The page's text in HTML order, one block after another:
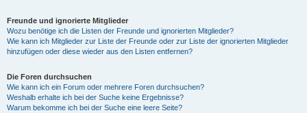
Freunde und ignorierte Mitglieder
Wozu benötige ich die Listen der Freunde und ignorierten Mitglieder?
Wie kann ich Mitglieder zur Liste der Freunde oder zur Liste der ignorierten Mitglieder
hinzufügen oder diese wieder aus den Listen entfernen?
Die Foren durchsuchen
Wie kann ich ein Forum oder mehrere Foren durchsuchen?
Weshalb erhalte ich bei der Suche keine Ergebnisse?
Warum bekomme ich bei der Suche eine leere Seite?